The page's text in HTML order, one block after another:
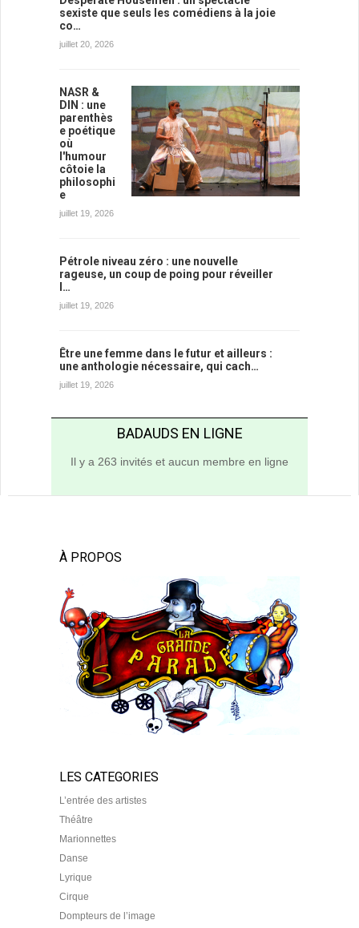
sexiste que seuls les comédiens à la joie
co…
juillet 20, 2026
NASR &
DIN : une
parenthès
e poétique
où
l'humour
côtoie la
philosophi
e
juillet 19, 2026
Pétrole niveau zéro : une nouvelle
rageuse, un coup de poing pour réveiller
l…
juillet 19, 2026
Être une femme dans le futur et ailleurs :
une anthologie nécessaire, qui cach…
juillet 19, 2026
BADAUDS EN LIGNE
Il y a 263 invités et aucun membre en ligne
À PROPOS
LES CATEGORIES
L’entrée des artistes
Théâtre
Marionnettes
Danse
Lyrique
Cirque
Dompteurs de l’image